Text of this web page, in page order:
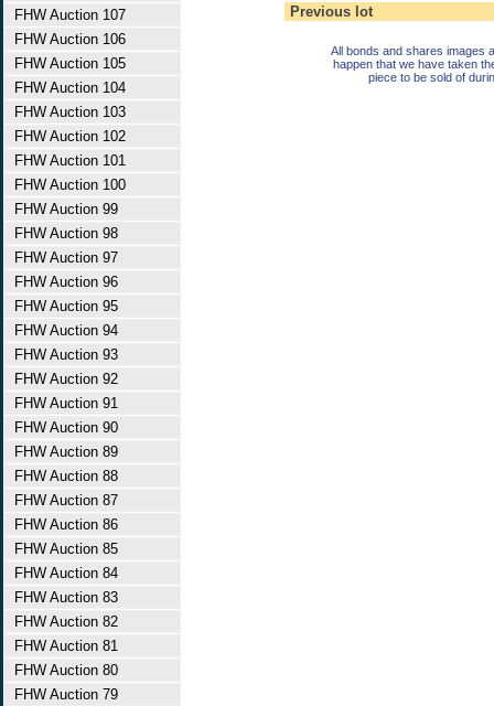
FHW Auction 107
FHW Auction 106
FHW Auction 105
FHW Auction 104
FHW Auction 103
FHW Auction 102
FHW Auction 101
FHW Auction 100
FHW Auction 99
FHW Auction 98
FHW Auction 97
FHW Auction 96
FHW Auction 95
FHW Auction 94
FHW Auction 93
FHW Auction 92
FHW Auction 91
FHW Auction 90
FHW Auction 89
FHW Auction 88
FHW Auction 87
FHW Auction 86
FHW Auction 85
FHW Auction 84
FHW Auction 83
FHW Auction 82
FHW Auction 81
FHW Auction 80
FHW Auction 79
Previous lot
All bonds and shares images
happen that we have taken
piece to be sold of